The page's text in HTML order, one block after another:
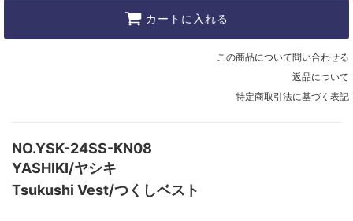
カートに入れる
この商品について問い合わせる
返品について
特定商取引法に基づく表記
NO.YSK-24SS-KN08
YASHIKI/ヤシキ
Tsukushi Vest/つくしベスト